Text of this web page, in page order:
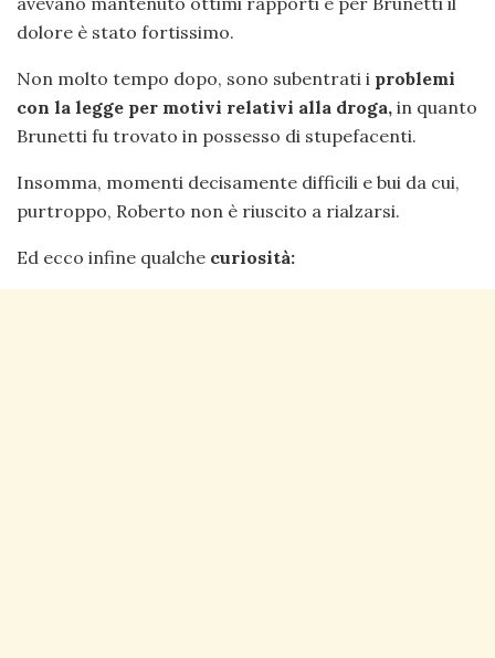
dolore è stato fortissimo.
Non molto tempo dopo, sono subentrati i problemi
con la legge per motivi relativi alla droga, in quanto
Brunetti fu trovato in possesso di stupefacenti.
Insomma, momenti decisamente difficili e bui da cui,
purtroppo, Roberto non è riuscito a rialzarsi.
Ed ecco infine qualche curiosità: